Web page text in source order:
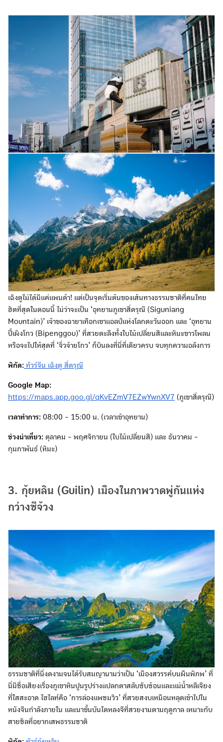
เฉิงตูไม่ได้มีแค่แพนด้า! แต่เป็นจุดเริ่มต้นของเส้นทางธรรมชาติที่คนไทย
ฮิตที่สุดในตอนนี้ ไม่ว่าจะเป็น ‘อุทยานภูเขาสี่ดรุณี (Siguniang
Mountain)’ เจ้าของฉายาเทือกเขาแอลป์แห่งโลกตะวันออก และ ‘อุทยาน
ปี้เผิงโกว (Bipenggou)’ ที่สวยตะลึงทั้งใบไม้เปลี่ยนสีและหิมะขาวโพลน
หรือจะไปให้สุดที่ ‘จิ่วจ้ายโกว’ ก็บินลงที่นี่ที่เดียวครบ จบทุกความอลังการ
พิกัด: ทัวร์จีน เฉิงตู สี่ดรุณี
Google Map:
https://maps.app.goo.gl/qKvEZmV7EZwYwnXV7 (ภูเขาสี่ดรุณี)
เวลาทำการ: 08:00 - 15:00 น. (เวลาเข้าอุทยาน)
ช่วงน่าเที่ยว: ตุลาคม - พฤศจิกายน (ใบไม้เปลี่ยนสี) และ ธันวาคม -
กุมภาพันธ์ (หิมะ)
3. กุ้ยหลิน (Guilin) เมืองในภาพวาดพู่กันแห่ง
กว่างซีจ้วง
ธรรมชาติที่นี่งดงามจนได้รับสมญานามว่าเป็น ‘เมืองสวรรค์บนผืนพิภพ’ ที่
นี่มีชื่อเสียงเรื่องภูเขาหินปูนรูปร่างแปลกตาสลับซับซ้อนและแม่น้ำหลีเจียง
ที่ใสสะอาด ไฮไลท์คือ ‘การล่องแพชมวิว’ ที่สวยสงบเหมือนหลุดเข้าไปใน
หนังจีนกำลังภายใน และนาขั้นบันไดหลงจีที่สวยงามตามฤดูกาล เหมาะกับ
สายชิลที่อยากเสพธรรมชาติ